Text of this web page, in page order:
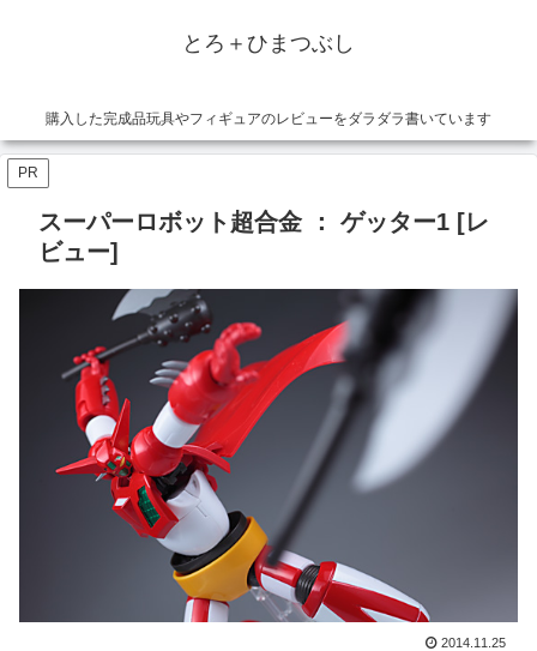
とろ＋ひまつぶし
購入した完成品玩具やフィギュアのレビューをダラダラ書いています
PR
スーパーロボット超合金 ： ゲッター1 [レ
ビュー]
2014.11.25